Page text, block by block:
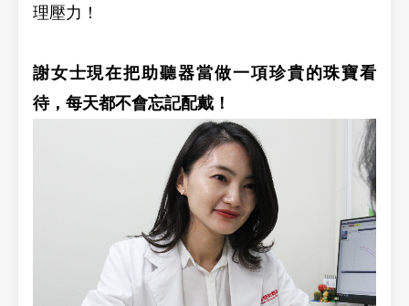
理壓力！
謝女士現在把助聽器當做一項珍貴的珠寶看
待，每天都不會忘記配戴！